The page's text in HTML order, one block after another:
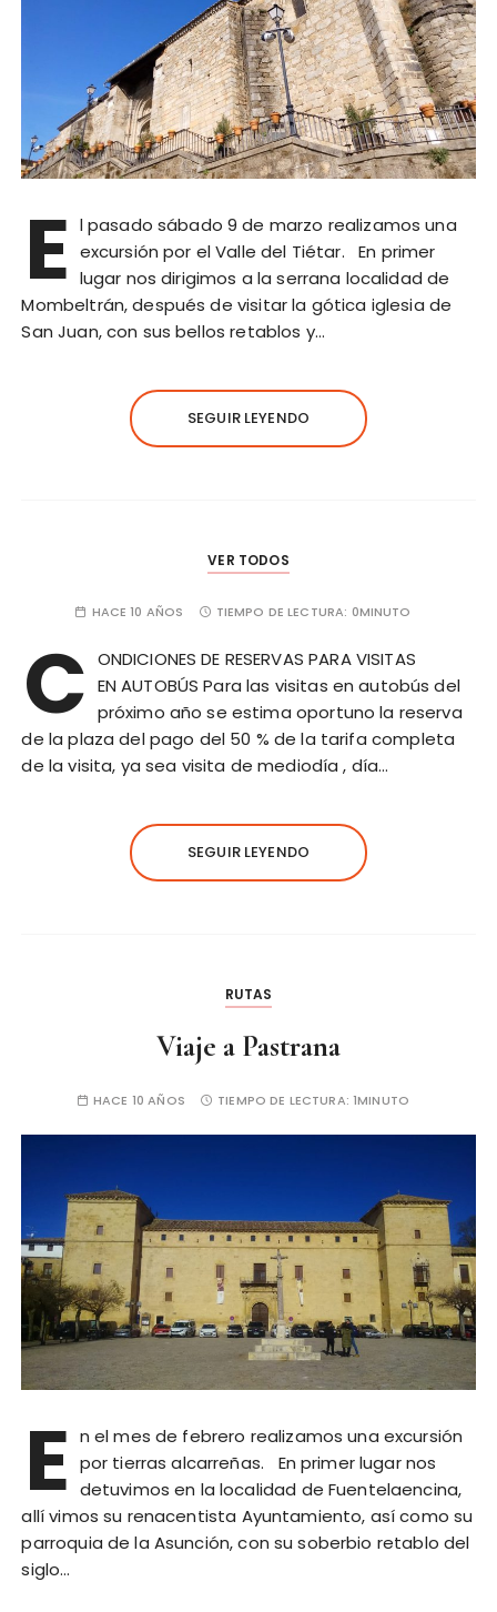
E l pasado sábado 9 de marzo realizamos una
excursión por el Valle del Tiétar. En primer
lugar nos dirigimos a la serrana localidad de
Mombeltrán, después de visitar la gótica iglesia de
San Juan, con sus bellos retablos y…
SEGUIR LEYENDO
VER TODOS
HACE 10 AÑOS TIEMPO DE LECTURA: 0MINUTO
C ONDICIONES DE RESERVAS PARA VISITAS
EN AUTOBÚS Para las visitas en autobús del
próximo año se estima oportuno la reserva
de la plaza del pago del 50 % de la tarifa completa
de la visita, ya sea visita de mediodía , día…
SEGUIR LEYENDO
RUTAS
Viaje a Pastrana
HACE 10 AÑOS TIEMPO DE LECTURA:1MINUTO
E n el mes de febrero realizamos una excursión
por tierras alcarreñas. En primer lugar nos
detuvimos en la localidad de Fuentelaencina,
allí vimos su renacentista Ayuntamiento, así como su
parroquia de la Asunción, con su soberbio retablo del
siglo…